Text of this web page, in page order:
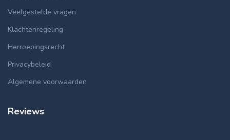
Veelgestelde vragen
Klachtenregeling
Herroepingsrecht
Privacybeleid
Algemene voorwaarden
Reviews